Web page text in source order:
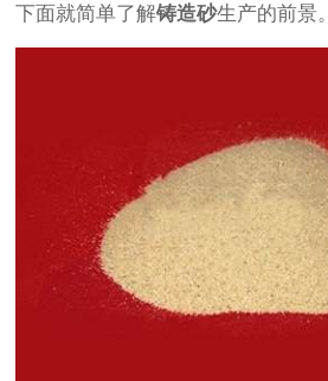
下面就简单了解铸造砂生产的前景。